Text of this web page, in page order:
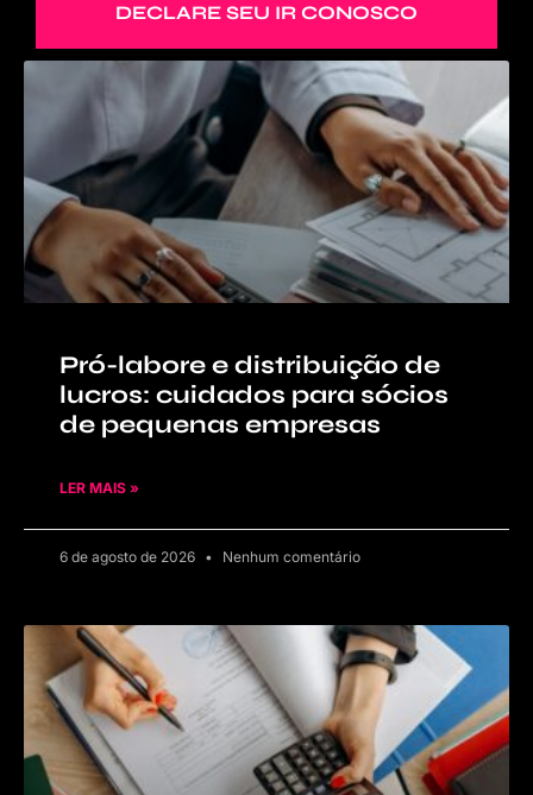
DECLARE SEU IR CONOSCO
Pró-labore e distribuição de
lucros: cuidados para sócios
de pequenas empresas
LER MAIS »
6 de agosto de 2026 Nenhum comentário